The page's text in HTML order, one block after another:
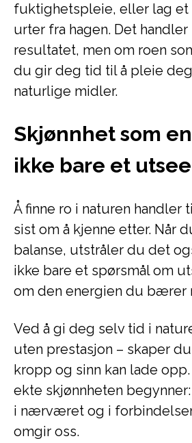
fuktighetspleie, eller lag
urter fra hagen. Det
resultatet, men om roen
du gir deg tid til å pleie
naturlige midler.
Skjønnhet som
ikke bare et
Å finne ro i naturen handler
sist om å kjenne etter. Når
balanse, utstråler du det
ikke bare et spørsmål om
om den energien du bærer
Ved å gi deg selv tid i
uten prestasjon – skaper
kropp og sinn kan lade
ekte skjønnheten
i nærværet og i
omgir oss.